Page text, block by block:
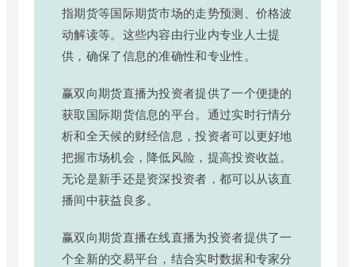
指期货等国际期货市场的走势预测、价格波
动解读等。这些内容由行业内专业人士提
供，确保了信息的准确性和专业性。
赢双向期货直播为投资者提供了一个便捷的
获取国际期货信息的平台。通过实时行情分
析和全天候的财经信息，投资者可以更好地
把握市场机会，降低风险，提高投资收益。
无论是新手还是资深投资者，都可以从该直
播间中获益良多。
赢双向期货直播在线直播为投资者提供了一
个全新的交易平台，结合实时数据和专家分